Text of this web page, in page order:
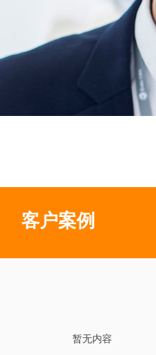
客户案例
暂无内容